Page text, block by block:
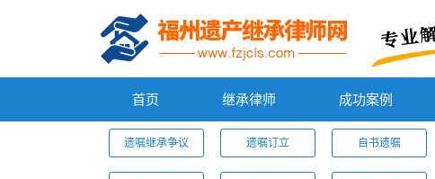
首页 继承律师 成功案例
遗嘱继承争议 遗嘱订立 自书遗嘱